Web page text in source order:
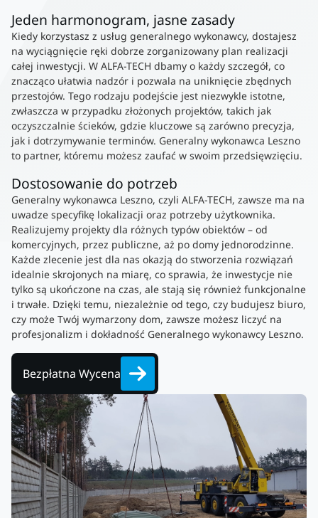
Jeden harmonogram, jasne zasady
Kiedy korzystasz z usług generalnego wykonawcy, dostajesz
na wyciągnięcie ręki dobrze zorganizowany plan realizacji
całej inwestycji. W ALFA-TECH dbamy o każdy szczegół, co
znacząco ułatwia nadzór i pozwala na uniknięcie zbędnych
przestojów. Tego rodzaju podejście jest niezwykle istotne,
zwłaszcza w przypadku złożonych projektów, takich jak
oczyszczalnie ścieków, gdzie kluczowe są zarówno precyzja,
jak i dotrzymywanie terminów. Generalny wykonawca Leszno
to partner, któremu możesz zaufać w swoim przedsięwzięciu.
Dostosowanie do potrzeb
Generalny wykonawca Leszno, czyli ALFA-TECH, zawsze ma na
uwadze specyfikę lokalizacji oraz potrzeby użytkownika.
Realizujemy projekty dla różnych typów obiektów – od
komercyjnych, przez publiczne, aż po domy jednorodzinne.
Każde zlecenie jest dla nas okazją do stworzenia rozwiązań
idealnie skrojonych na miarę, co sprawia, że inwestycje nie
tylko są ukończone na czas, ale stają się również funkcjonalne
i trwałe. Dzięki temu, niezależnie od tego, czy budujesz biuro,
czy może Twój wymarzony dom, zawsze możesz liczyć na
profesjonalizm i dokładność Generalnego wykonawcy Leszno.
Bezpłatna Wycena